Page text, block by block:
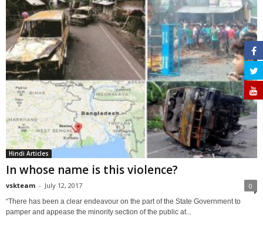
Hindi Articles
In whose name is this violence?
vskteam - July 12, 2017 0
“There has been a clear endeavour on the part of the State Government to
pamper and appease the minority section of the public at...